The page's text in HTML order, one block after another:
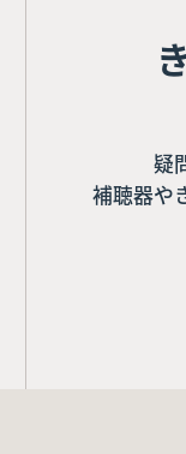
疑
補聴器や